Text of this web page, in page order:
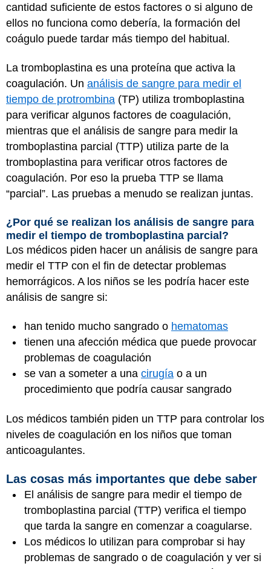
cantidad suficiente de estos factores o si alguno de
ellos no funciona como debería, la formación del
coágulo puede tardar más tiempo del habitual.
La tromboplastina es una proteína que activa la
coagulación. Un análisis de sangre para medir el
tiempo de protrombina (TP) utiliza tromboplastina
para verificar algunos factores de coagulación,
mientras que el análisis de sangre para medir la
tromboplastina parcial (TTP) utiliza parte de la
tromboplastina para verificar otros factores de
coagulación. Por eso la prueba TTP se llama
“parcial”. Las pruebas a menudo se realizan juntas.
¿Por qué se realizan los análisis de sangre para
medir el tiempo de tromboplastina parcial?
Los médicos piden hacer un análisis de sangre para
medir el TTP con el fin de detectar problemas
hemorrágicos. A los niños se les podría hacer este
análisis de sangre si:
han tenido mucho sangrado o hematomas
tienen una afección médica que puede provocar
problemas de coagulación
se van a someter a una cirugía o a un
procedimiento que podría causar sangrado
Los médicos también piden un TTP para controlar los
niveles de coagulación en los niños que toman
anticoagulantes.
Las cosas más importantes que debe saber
El análisis de sangre para medir el tiempo de
tromboplastina parcial (TTP) verifica el tiempo
que tarda la sangre en comenzar a coagularse.
Los médicos lo utilizan para comprobar si hay
problemas de sangrado o de coagulación y ver si